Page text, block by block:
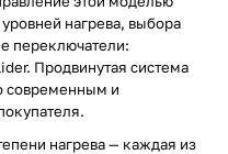
нагрева, выбора
переключатели:
Продвинутая система
современным и
нагрева — каждая из